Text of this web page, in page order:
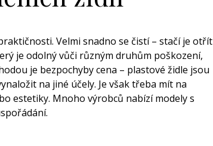
Velmi snadno se čistí – stačí je otřít
je odolný vůči různým druhům poškození,
je bezpochyby cena – plastové židle jsou
na jiné účely. Je však třeba mít na
estetiky. Mnoho výrobců nabízí modely s